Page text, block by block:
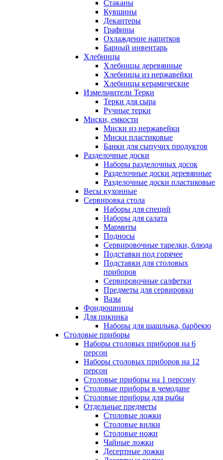
Стаканы
Кувшины
Декантеры
Графины
Охлаждение напитков
Барный инвентарь
Хлебницы
Хлебницы деревянные
Хлебницы из нержавейки
Хлебницы керамические
Измельчители Терки
Терки для сыра
Ручные терки
Миски, емкости
Миски из нержавейки
Миски пластиковые
Банки для сыпучих продуктов
Разделочные доски
Наборы разделочных досок
Разделочные доски деревянные
Разделочные доски пластиковые
Весы кухонные
Сервировка стола
Наборы для специй
Наборы для салата
Мармиты
Подносы
Сервировочные тарелки, блюда
Подставки под горячее
Подставки для столовых
приборов
Сервировочные салфетки
Предметы для сервировки
Вазы
Фондюшницы
Для пикника
Наборы для шашлыка, барбекю
Столовые приборы
Наборы столовых приборов на 6
персон
Наборы столовых приборов на 12
персон
Столовые приборы на 1 персону
Столовые приборы в чемодане
Столовые приборы для рыбы
Отдельные предметы
Столовые ложки
Столовые вилки
Столовые ножи
Чайные ложки
Десертные ложки